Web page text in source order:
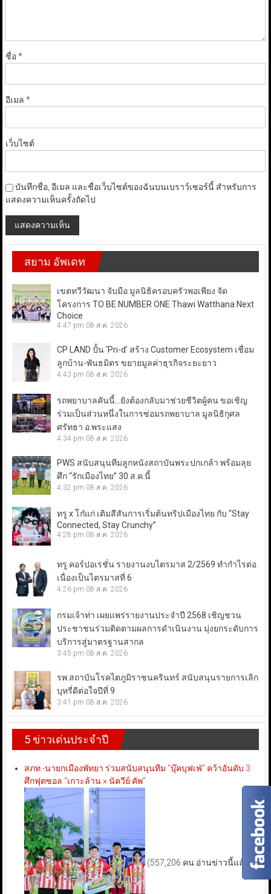
ชื่อ*
อีเมล *
เว็บไซต์
บันทึกชื่อ, อีเมล และชื่อเว็บไซต์ของฉันบนเบราว์เซอร์นี้ สำหรับการ
แสดงความเห็นครั้งถัดไป
สยาม อัพเดท
เขตทวีวัฒนา จับมือ มูลนิธิครอบครัวพอเพียง จัด
โครงการ TO BE NUMBER ONE Thawi Watthana Next
Choice
4:47 pm 08 ส.ค. 2026
CP LAND ปั้น ‘Pri-d’ สร้าง Customer Ecosystem เชื่อม
ลูกบ้าน-พันธมิตร ขยายมูลค่าธุรกิจระยะยาว
4:43 pm 08 ส.ค. 2026
รถพยาบาลคันนี้…ยังต้องกลับมาช่วยชีวิตผู้คน ขอเชิญ
ร่วมเป็นส่วนหนึ่งในการซ่อมรถพยาบาล มูลนิธิกุศล
ศรัทธา อ.พระแสง
4:34 pm 08 ส.ค. 2026
PWS สนับสนุนทีมลูกหนังสถาบันพระปกเกล้า พร้อมลุย
ศึก “รักเมืองไทย” 30 ส.ค.นี้
4:32 pm 08 ส.ค. 2026
ทรู x โก๋แก่ เติมสีสันการเริ่มต้นทริปเมืองไทย กับ “Stay
Connected, Stay Crunchy”
4:28 pm 08 ส.ค. 2026
ทรู คอร์ปอเรชั่น รายงานงบไตรมาส 2/2569 ทำกำไรต่อ
เนื่องเป็นไตรมาสที่ 6
4:26 pm 08 ส.ค. 2026
กรมเจ้าท่า เผยแพร่รายงานประจำปี 2568 เชิญชวน
ประชาชนร่วมติดตามผลการดำเนินงาน มุ่งยกระดับการ
บริการสู่มาตรฐานสากล
3:45 pm 08 ส.ค. 2026
รพ.สถาบันโรคไตภูมิราชนครินทร์ สนับสนุนรายการเลิก
บุหรี่ดีต่อใจปีที่ 9
3:41 pm 08 ส.ค. 2026
5 ข่าวเด่นประจำปี
สภท.-นายกเมืองพัทยา ร่วมสนับสนุนทีม “บุ๊คบุฟเฟ่” คว้าอันดับ 3
ศึกฟุตซอล “เกาะล้าน × นัควีย์ คัพ”
(557,206 คน อ่านข่าวนี้แล้ว)